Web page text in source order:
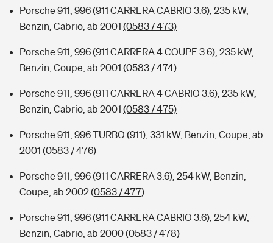
Porsche 911, 996 (911 CARRERA CABRIO 3.6), 235 kW,
Benzin, Cabrio, ab 2001 (0583 / 473)
Porsche 911, 996 (911 CARRERA 4 COUPE 3.6), 235 kW,
Benzin, Coupe, ab 2001 (0583 / 474)
Porsche 911, 996 (911 CARRERA 4 CABRIO 3.6), 235 kW,
Benzin, Cabrio, ab 2001 (0583 / 475)
Porsche 911, 996 TURBO (911), 331 kW, Benzin, Coupe, ab
2001 (0583 / 476)
Porsche 911, 996 (911 CARRERA 3.6), 254 kW, Benzin,
Coupe, ab 2002(0583 / 477)
Porsche 911, 996 (911 CARRERA CABRIO 3.6), 254 kW,
Benzin, Cabrio, ab 2000(0583 / 478)